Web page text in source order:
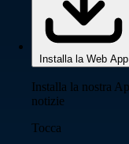
Installa la Web App
Installa la nostra
notizie
Tocca